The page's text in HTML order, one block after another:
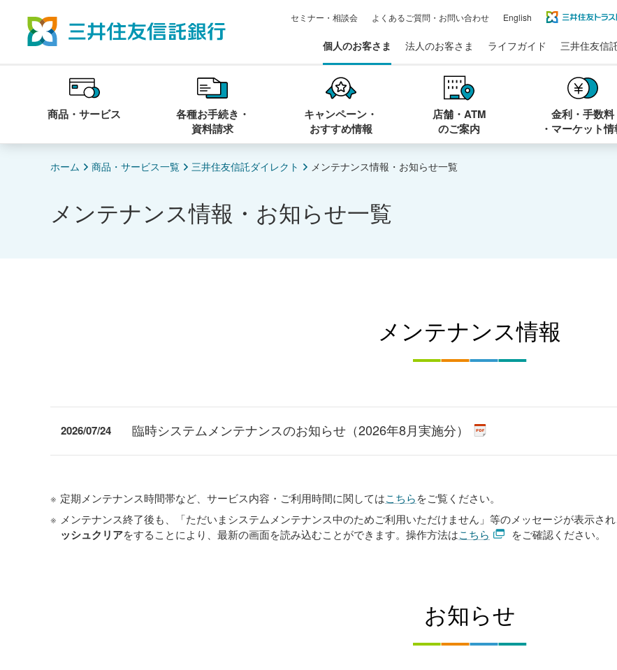
商品・サービス
各種お手続き・
資料請求
キャンペーン・
おすすめ情報
店舗・ATM
のご案内
金利・手数料
・マーケット情
セミナー・相談会 よくあるご質問・お問い合わせ
個人のお客さま 法人のお客さま ライフガイド 三井住友信
English
ホーム 商品・サービス一覧 三井住友信託ダイレクト メンテナンス情報・お知らせ一覧
メンテナンス情報・お知らせ一覧
メンテナンス情報
2026/07/24 臨時システムメンテナンスのお知らせ（2026年8月実施分）
※ 定期メンテナンス時間帯など、サービス内容・ご利用時間に関してはこちらをご覧ください。
※ メンテナンス終了後も、「ただいまシステムメンテナンス中のためご利用いただけません」等のメッセージが表示され
ッシュクリアをすることにより、最新の画面を読み込むことができます。操作方法はこちら をご確認ください。
お知らせ